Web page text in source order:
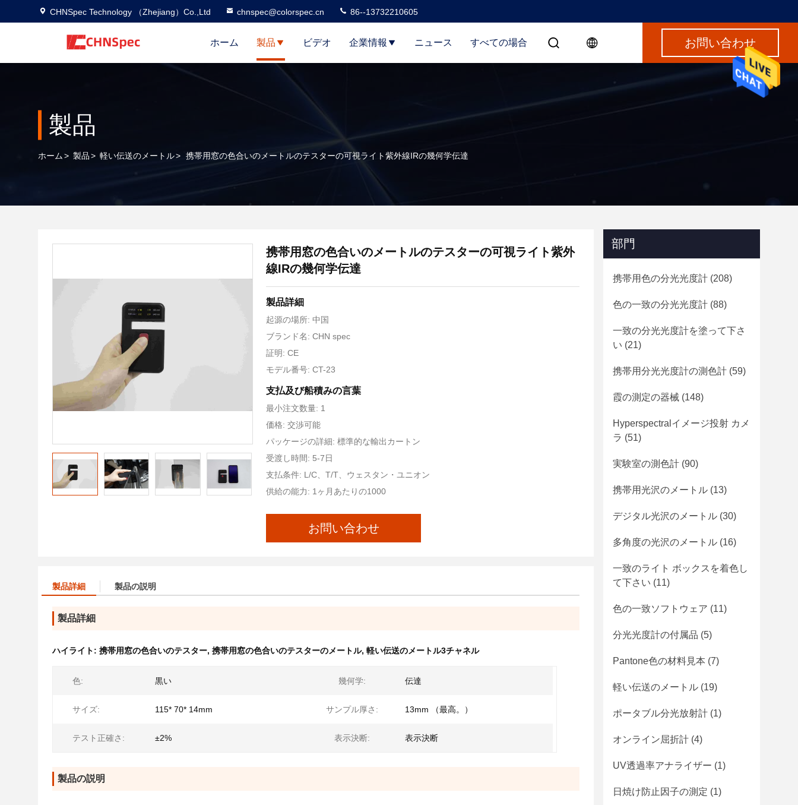
CHNSpec Technology （Zhejiang）Co.,Ltd chnspec@colorspec.cn 86--13732210605
ホーム 製品 ビデオ 企業情報 ニュース すべての場合 お問い合わせ
製品
ホーム> 製品> 軽い伝送のメートル> 携帯用窓の色合いのメートルのテスターの可視ライト紫外線IRの幾何学伝達
携帯用窓の色合いのメートルのテスターの可視ライト紫外
線IRの幾何学伝達
製品詳細
起源の場所: 中国
ブランド名: CHN spec
証明: CE
モデル番号: CT-23
支払及び船積みの言葉
最小注文数量: 1
価格: 交渉可能
パッケージの詳細: 標準的な輸出カートン
受渡し時間: 5-7日
支払条件: L/C、T/T、ウェスタン・ユニオン
供給の能力: 1ヶ月あたりの1000
お問い合わせ
製品詳細 製品の説明
製品詳細
ハイライト: 携帯用窓の色合いのテスター, 携帯用窓の色合いのテスターのメートル, 軽い伝送のメートル3チャネル
色: 黒い 幾何学: 伝達
サイズ: 115* 70* 14mm サンプル厚さ: 13mm （最高。）
テスト正確さ: ±2% 表示決断: 表示決断
製品の説明
部門
携帯用色の分光光度計 (208)
色の一致の分光光度計 (88)
一致の分光光度計を塗って下さ
い (21)
携帯用分光光度計の測色計 (59)
霞の測定の器械 (148)
Hyperspectralイメージ投射 カメ
ラ (51)
実験室の測色計 (90)
携帯用光沢のメートル (13)
デジタル光沢のメートル (30)
多角度の光沢のメートル (16)
一致のライト ボックスを着色し
て下さい (11)
色の一致ソフトウェア (11)
分光光度計の付属品 (5)
Pantone色の材料見本 (7)
軽い伝送のメートル (19)
ポータブル分光放射計 (1)
オンライン屈折計 (4)
UV透過率アナライザー (1)
日焼け防止因子の測定 (1)